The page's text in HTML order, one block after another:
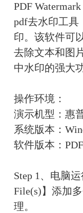
PDF
pdf去水印工具
印。该软件可
去除文本和图
中水印的强大
操作环境：
演示机型：惠
系统版本：
软件版本：
Step 1、电脑
File(s)】添加
理。